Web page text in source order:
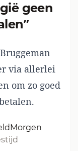
via allerlei
om zo goed